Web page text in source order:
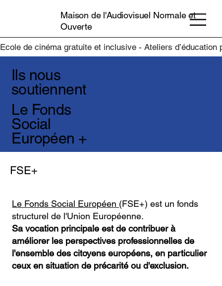
Maison de l'Audiovisuel Normale et
Ouverte
Ecole de cinéma gratuite et inclusive - Ateliers
Ils nous
soutiennent
Le Fonds
Social
Européen +
FSE+
Le Fonds Social Européen (FSE+) est un fonds
structurel de l'Union Européenne.
Sa vocation principale est de contribuer à
améliorer les perspectives professionnelles de
l'ensemble des citoyens européens, en particulier
ceux en situation de précarité ou d'exclusion.